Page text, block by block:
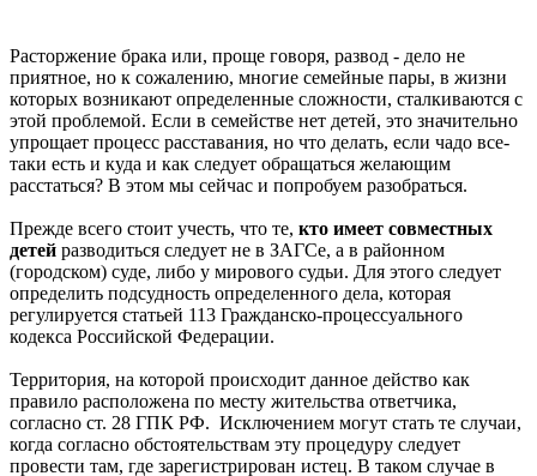
Расторжение брака или, проще говоря, развод - дело не
приятное, но к сожалению, многие семейные пары, в жизни
которых возникают определенные сложности, сталкиваются с
этой проблемой. Если в семействе нет детей, это значительно
упрощает процесс расставания, но что делать, если чадо все-
таки есть и куда и как следует обращаться желающим
расстаться? В этом мы сейчас и попробуем разобраться.
Прежде всего стоит учесть, что те, кто имеет совместных
детей разводиться следует не в ЗАГСе, а в районном
(городском) суде, либо у мирового судьи. Для этого следует
определить подсудность определенного дела, которая
регулируется статьей 113 Гражданско-процессуального
кодекса Российской Федерации.
Территория, на которой происходит данное действо как
правило расположена по месту жительства ответчика,
согласно ст. 28 ГПК РФ. Исключением могут стать те случаи,
когда согласно обстоятельствам эту процедуру следует
провести там, где зарегистрирован истец. В таком случае в